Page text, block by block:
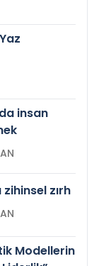
insan
zırh
Modellerin